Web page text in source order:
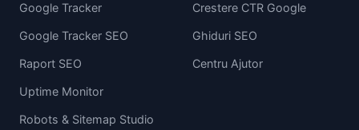
Google Tracker
Google Tracker SEO
Raport SEO
Uptime Monitor
Robots & Sitemap Studio
Crestere CTR Google
Ghiduri SEO
Centru Ajutor